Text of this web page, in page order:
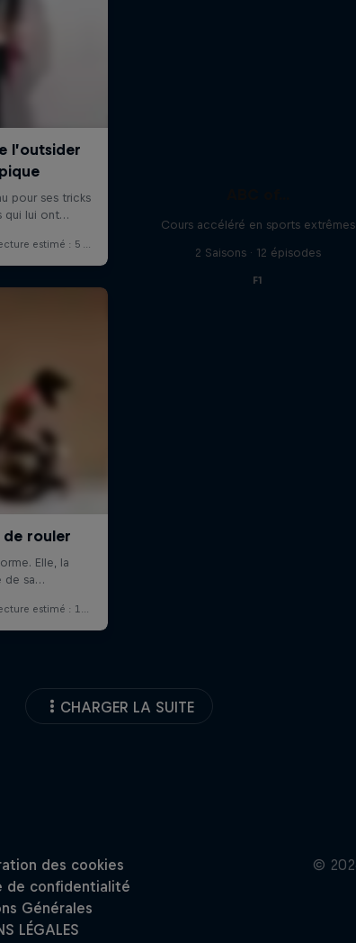
Cours accéléré en sports extrêmes
2 Saisons · 12 épisodes
F1
CHARGER LA SUITE